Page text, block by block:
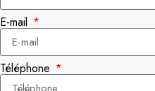
E-mail
Téléphone